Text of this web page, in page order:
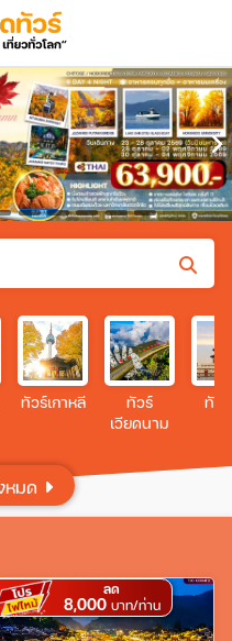
รมทัวร์
ทัวร์เกาหลี
ทัวร์
เวียดนาม
ทัว
หมด
ลด
8,000 บาท/ท่าน